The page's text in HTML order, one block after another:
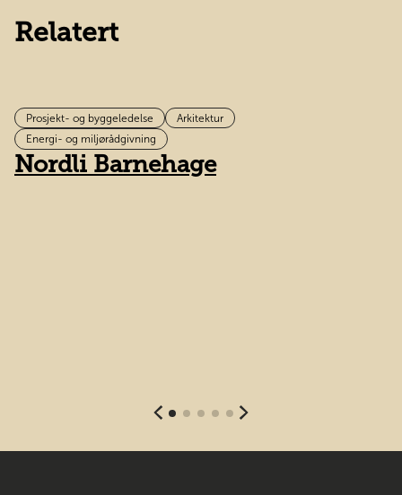
Relatert
Prosjekt- og byggeledelse
Arkitektur
Energi- og miljørådgivning
Nordli Barnehage